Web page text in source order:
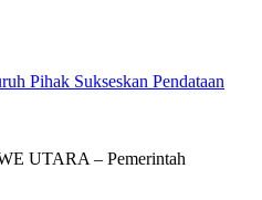
Pihak Sukseskan Pendataan
UTARA – Pemerintah